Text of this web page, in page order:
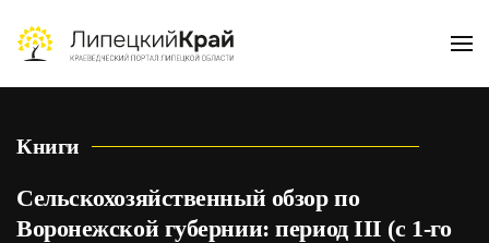
Skip to main content
Книги
Сельскохозяйственный обзор по
Воронежской губернии: период III (с 1-го